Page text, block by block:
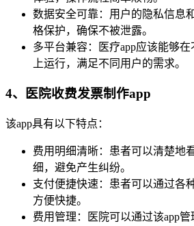
数据安全可靠：用户的隐私信息
格保护，确保不被泄露。
多平台兼容：医疗app应该能够
上运行，满足不同用户的需求。
4、医院收费发票制作app
该app具有以下特点：
费用明细清晰：患者可以清楚地
细，避免产生纠纷。
支付便捷快速：患者可以通过各
方便快捷。
费用管理：医院可以通过该app